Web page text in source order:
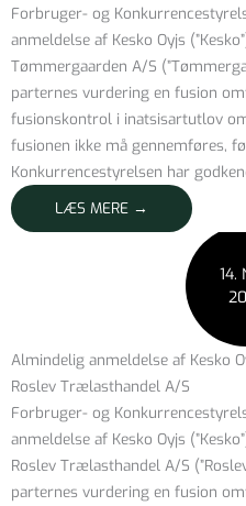
Forbruger- og
anmeldelse af Kesko Oyjs
Tømmergaarden A/S
parternes vurdering en fusion
fusionskontrol i inatsisartutlov
fusionen ikke må gennemføres,
Konkurrencestyrelsen har
LÆS MERE →
14.
Almindelig anmeldelse af Kesko
Roslev Trælasthandel A/S
Forbruger- og
anmeldelse af Kesko Oyjs
Roslev Trælasthandel A/S
parternes vurdering en fusion